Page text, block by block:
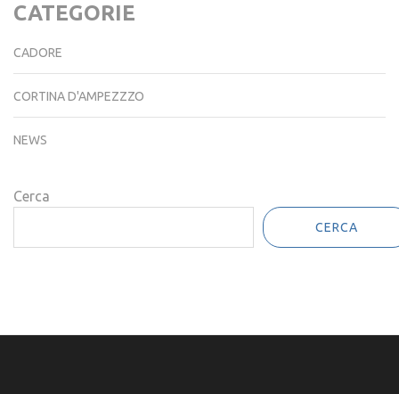
CATEGORIE
CADORE
CORTINA D'AMPEZZZO
NEWS
Cerca
CERCA